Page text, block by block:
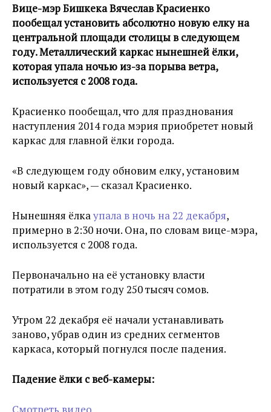
Вице-мэр Бишкека Вячеслав Красиенко
пообещал установить абсолютно новую елку на
центральной площади столицы в следующем
году. Металлический каркас нынешней ёлки,
которая упала ночью из-за порыва ветра,
используется с 2008 года.
Красиенко пообещал, что для празднования
наступления 2014 года мэрия приобретет новый
каркас для главной ёлки города.
«В следующем году обновим елку, установим
новый каркас», — сказал Красиенко.
Нынешняя ёлкаупала в ночь на 22 декабря,
примерно в 2:30 ночи. Она, по словам вице-мэра,
используется с 2008 года.
Первоначально на её установку власти
потратили в этом году 250 тысяч сомов.
Утром 22 декабря её начали устанавливать
заново, убрав один из средних сегментов
каркаса, который погнулся после падения.
Падение ёлки с веб-камеры: